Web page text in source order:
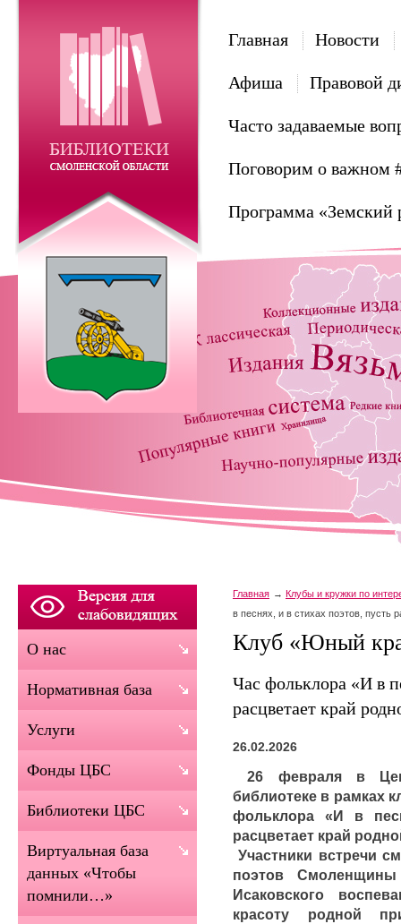
Главная Новости
Афиша Правовой
Часто задаваемые
Поговорим о важном
Программа «Земский
Главная
Клубы и кружки по
в песнях, и в стихах поэтов, пусть
Клуб «Юный
Час фольклора «И в
расцветает край
26.02.2026
26 февраля в
библиотеке в рамках
фольклора «И в
расцветает край
Участники встречи
поэтов
Исаковского
красоту родной
О нас
Нормативная база
Услуги
Фонды ЦБС
Библиотеки ЦБС
Виртуальная база
данных «Чтобы
помнили…»